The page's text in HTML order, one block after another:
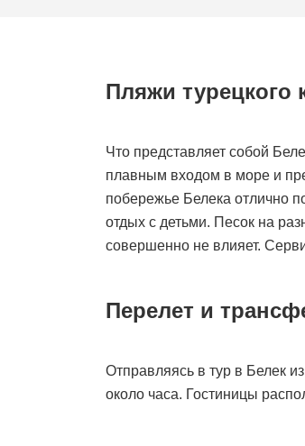
Пляжи турецкого
Что представляет собой
плавным входом в море и
побережье Белека отлично
отдых с детьми. Песок на
совершенно не влияет.
Перелет и
Отправляясь в тур в Белек
около часа. Гостиницы